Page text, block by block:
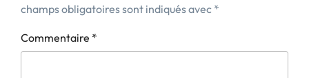
champs obligatoires sont indiqués avec *
Commentaire *